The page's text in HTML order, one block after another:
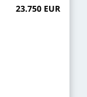
23.750 EUR